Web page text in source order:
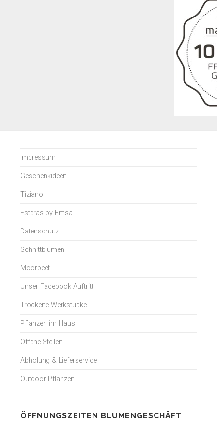
Impressum
Geschenkideen
Tiziano
Esteras by Emsa
Datenschutz
Schnittblumen
Moorbeet
Unser Facebook Auftritt
Trockene Werkstücke
Pflanzen im Haus
Offene Stellen
Abholung & Lieferservice
Outdoor Pflanzen
ÖFFNUNGSZEITEN BLUMENGESCHÄFT